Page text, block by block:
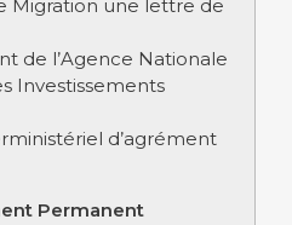
Migration une lettre de
de l’Agence Nationale
Investissements
d’agrément
Permanent